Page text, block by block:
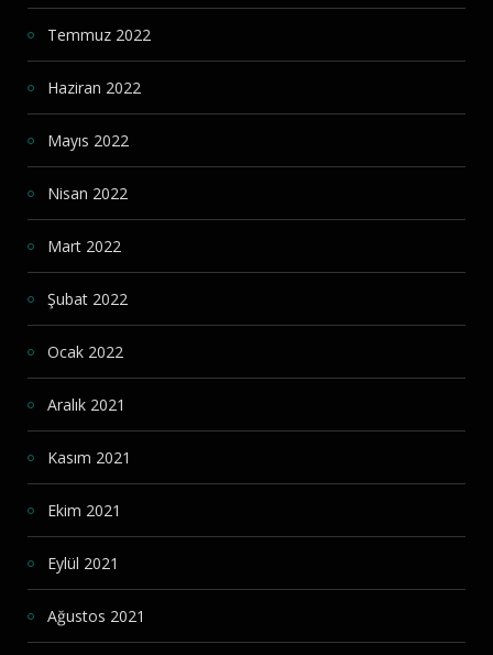
Temmuz 2022
Haziran 2022
Mayıs 2022
Nisan 2022
Mart 2022
Şubat 2022
Ocak 2022
Aralık 2021
Kasım 2021
Ekim 2021
Eylül 2021
Ağustos 2021